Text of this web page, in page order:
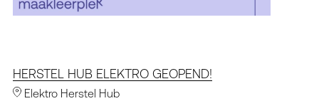
HERSTEL HUB ELEKTRO GEOPEND!
Elektro Herstel Hub